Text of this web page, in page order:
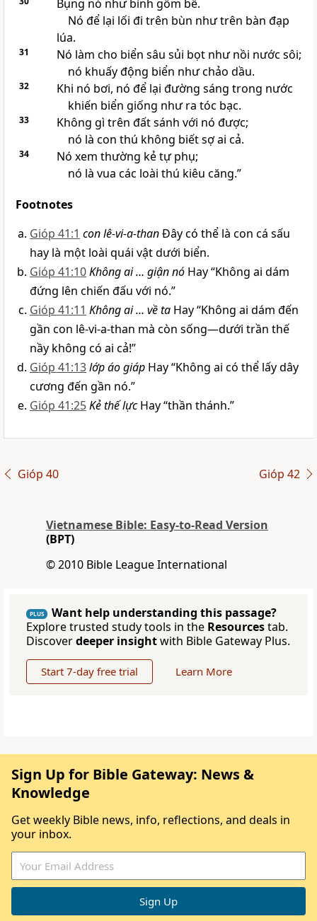
Bụng nó như bình gốm bể.
Nó để lại lối đi trên bùn như trên bàn đạp
lúa.
31
Nó làm cho biển sâu sủi bọt như nồi nước sôi;
nó khuấy động biển như chảo dầu.
32
Khi nó bơi, nó để lại đường sáng trong nước
khiến biển giống như ra tóc bạc.
33
Không gì trên đất sánh với nó được;
nó là con thú không biết sợ ai cả.
34
Nó xem thường kẻ tự phụ;
nó là vua các loài thú kiêu căng.”
Footnotes
Gióp 41:1 con lê-vi-a-thanĐây có thể là con cá sấu
hay là một loài quái vật dưới biển.
Gióp 41:10Không ai … giận nó Hay “Không ai dám
đứng lên chiến đấu với nó.”
Gióp 41:11 Không ai … về ta Hay “Không ai dám đến
gần con lê-vi-a-than mà còn sống—dưới trần thế
nầy không có ai cả!”
Gióp 41:13lớp áo giáp Hay “Không ai có thể lấy dây
cương đến gần nó.”
Gióp 41:25Kẻ thế lựcHay “thần thánh.”
Gióp 40 Gióp 42
Vietnamese Bible: Easy-to-Read Version
(BPT)
© 2010 Bible League International
PLUS
Want help understanding this passage?
Explore trusted study tools in the Resourcestab.
Discoverdeeper insightwith Bible Gateway Plus.
Start 7-day free trial Learn More
Sign Up for Bible Gateway: News &
Knowledge
Get weekly Bible news, info, reflections, and deals in
your inbox.